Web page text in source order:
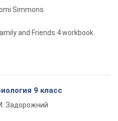
Simmons
and Friends 4 workbook
9 класс
Задорожний